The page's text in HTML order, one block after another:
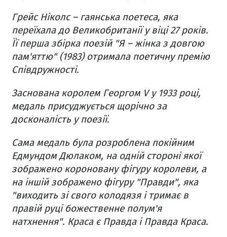
Грейс Ніколс – гаянська поетеса, яка
переїхала до Великобританії у віці 27 років.
Її перша збірка поезій "Я – жінка з довгою
пам'яттю" (1983) отримала поетичну премію
Співдружності.
Заснована королем Георгом V у 1933 році,
медаль присуджується щорічно за
досконалість у поезії.
Сама медаль була розроблена покійним
Едмундом Дюлаком, на одній стороні якої
зображено короновану фігуру королеви, а
на іншій зображено фігуру "Правди", яка
"виходить зі свого колодязя і тримає в
правій руці божественне полум'я
натхнення". Краса є Правда і Правда Краса.